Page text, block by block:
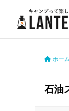
ホーム
石油